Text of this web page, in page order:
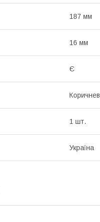
187 мм
16 мм
Є
1 шт.
Україна